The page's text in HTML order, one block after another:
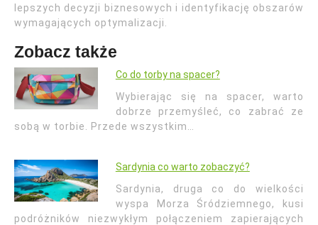
lepszych decyzji biznesowych i identyfikację obszarów
wymagających optymalizacji.
Zobacz także
Co do torby na spacer?
Wybierając się na spacer, warto
dobrze przemyśleć, co zabrać ze
sobą w torbie. Przede wszystkim…
Sardynia co warto zobaczyć?
Sardynia, druga co do wielkości
wyspa Morza Śródziemnego, kusi
podróżników niezwykłym połączeniem zapierających